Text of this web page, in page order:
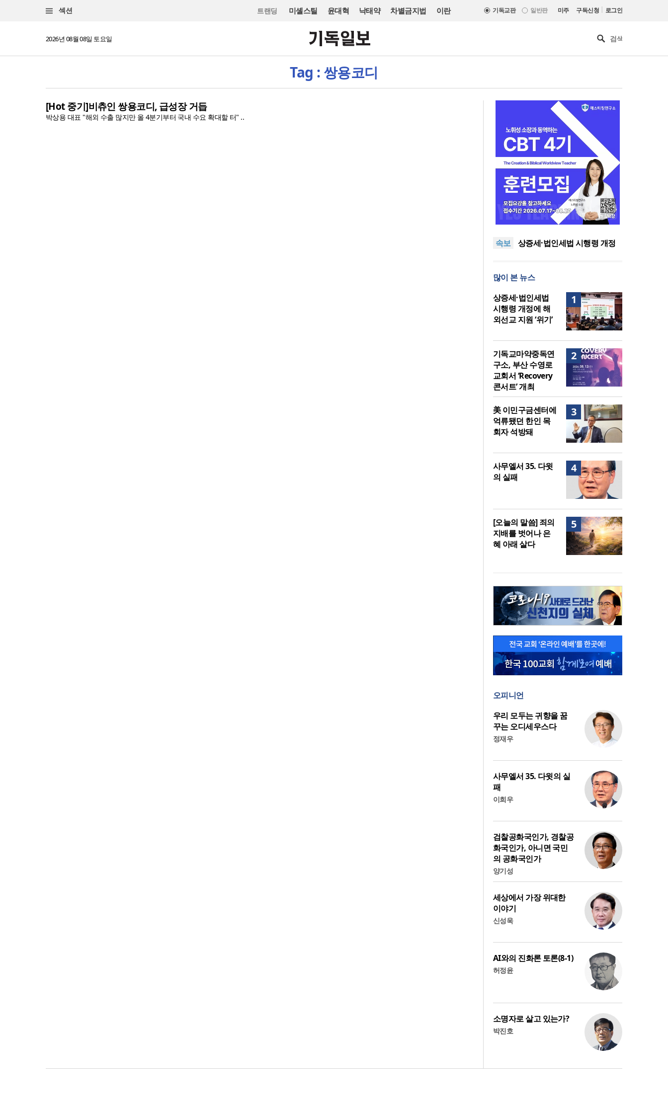
섹션 트랜딩 미셸스틸 윤대혁 낙태약 차별금지법 이란 기독교판 일반판 미주 구독신청 | 로그인
2026년 08월 08일 토요일
Tag : 쌍용코디
[Hot 중기]비츄인 쌍용코디, 급성장 거듭
박상용 대표 "해외 수출 많지만 올 4분기부터 국내 수요 확대할 터" ..
속보
기독교마약중독연구소, 부산
트’ 개최
딸이 내 인생을 바꿔”
상증세·법인세법 시행령 개정
인… 장기 개발 기반 확보
심의 거쳐 ‘종교지도자 양성 학
기독교마약중독연구소, 부산
수영로교회서 ‘Recovery 콘서
트’ 개최
차인표 “신애라가 만나게 해준
딸이 내 인생을 바꿔”
많이 본 뉴스
1
상증세·법인세법
시행령 개정에 해
외선교 지원 ‘위기’
2
기독교마약중독연
구소, 부산 수영로
교회서 ‘Recovery
콘서트’ 개최
3
美 이민구금센터에
억류됐던 한인 목
회자 석방돼
4
사무엘서 35. 다윗
의 실패
5
[오늘의 말씀] 죄의
지배를 벗어나 은
혜 아래 살다
오피니언
우리 모두는 귀향을 꿈
꾸는 오디세우스다
정재우
사무엘서 35. 다윗의 실
패
이희우
검찰공화국인가, 경찰공
화국인가, 아니면 국민
의 공화국인가
양기성
세상에서 가장 위대한
이야기
신성욱
AI와의 진화론 토론(8-1)
허정윤
소명자로 살고 있는가?
박진호